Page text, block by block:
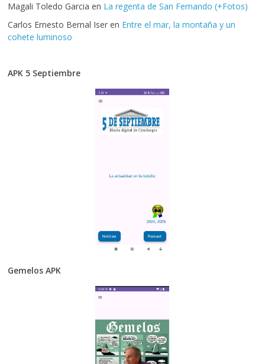
Magali Toledo Garcia en La regenta de San Fernando (+Fotos)
Carlos Ernesto Bernal Iser en Entre el mar, la montaña y un
cohete luminoso
APK 5 Septiembre
Gemelos APK